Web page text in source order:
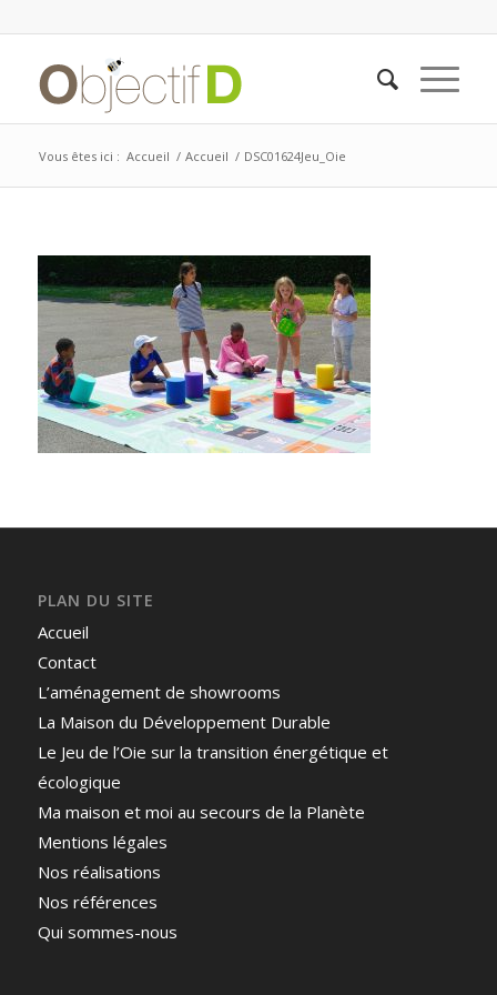
Vous êtes ici : Accueil / Accueil / DSC01624Jeu_Oie
PLAN DU SITE
Accueil
Contact
L’aménagement de showrooms
La Maison du Développement Durable
Le Jeu de l’Oie sur la transition énergétique et
écologique
Ma maison et moi au secours de la Planète
Mentions légales
Nos réalisations
Nos références
Qui sommes-nous